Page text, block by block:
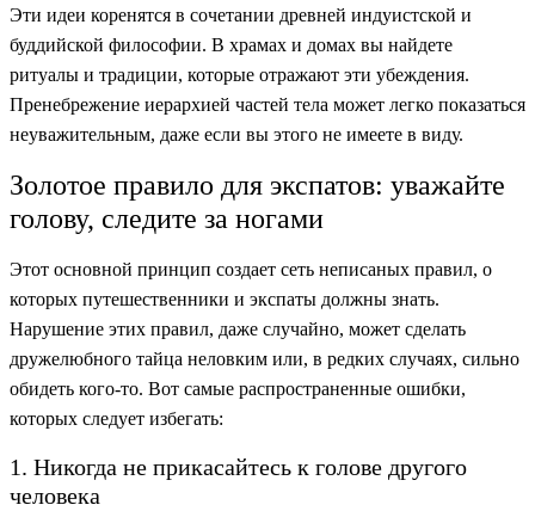
Эти идеи коренятся в сочетании древней индуистской и
буддийской философии. В храмах и домах вы найдете
ритуалы и традиции, которые отражают эти убеждения.
Пренебрежение иерархией частей тела может легко показаться
неуважительным, даже если вы этого не имеете в виду.
Золотое правило для экспатов: уважайте
голову, следите за ногами
Этот основной принцип создает сеть неписаных правил, о
которых путешественники и экспаты должны знать.
Нарушение этих правил, даже случайно, может сделать
дружелюбного тайца неловким или, в редких случаях, сильно
обидеть кого-то. Вот самые распространенные ошибки,
которых следует избегать:
1. Никогда не прикасайтесь к голове другого
человека